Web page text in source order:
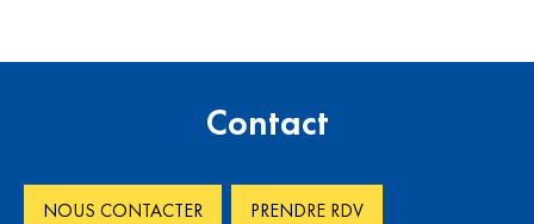
Contact
NOUS CONTACTER PRENDRE RDV